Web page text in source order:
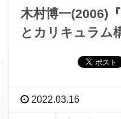
木村博一(2006)
とカリキュラム
2022.03.16